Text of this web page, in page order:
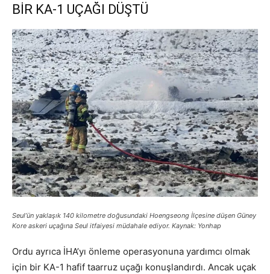
BİR KA-1 UÇAĞI DÜŞTÜ
Seul’ün yaklaşık 140 kilometre doğusundaki Hoengseong İlçesine düşen Güney
Kore askeri uçağına Seul itfaiyesi müdahale ediyor. Kaynak: Yonhap
Ordu ayrıca İHA’yı önleme operasyonuna yardımcı olmak
için bir KA-1 hafif taarruz uçağı konuşlandırdı. Ancak uçak